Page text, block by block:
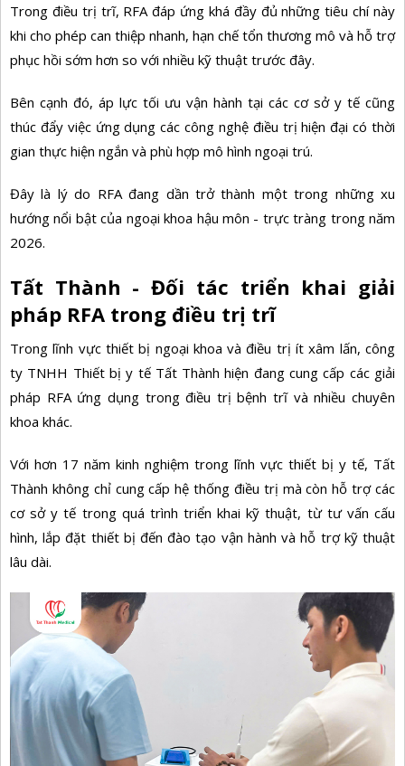
Trong điều trị trĩ, RFA đáp ứng khá đầy đủ những tiêu chí này
khi cho phép can thiệp nhanh, hạn chế tổn thương mô và hỗ trợ
phục hồi sớm hơn so với nhiều kỹ thuật trước đây.
Bên cạnh đó, áp lực tối ưu vận hành tại các cơ sở y tế cũng
thúc đẩy việc ứng dụng các công nghệ điều trị hiện đại có thời
gian thực hiện ngắn và phù hợp mô hình ngoại trú.
Đây là lý do RFA đang dần trở thành một trong những xu
hướng nổi bật của ngoại khoa hậu môn - trực tràng trong năm
2026.
Tất Thành - Đối tác triển khai giải
pháp RFA trong điều trị trĩ
Trong lĩnh vực thiết bị ngoại khoa và điều trị ít xâm lấn, công
ty TNHH Thiết bị y tế Tất Thành hiện đang cung cấp các giải
pháp RFA ứng dụng trong điều trị bệnh trĩ và nhiều chuyên
khoa khác.
Với hơn 17 năm kinh nghiệm trong lĩnh vực thiết bị y tế, Tất
Thành không chỉ cung cấp hệ thống điều trị mà còn hỗ trợ các
cơ sở y tế trong quá trình triển khai kỹ thuật, từ tư vấn cấu
hình, lắp đặt thiết bị đến đào tạo vận hành và hỗ trợ kỹ thuật
lâu dài.